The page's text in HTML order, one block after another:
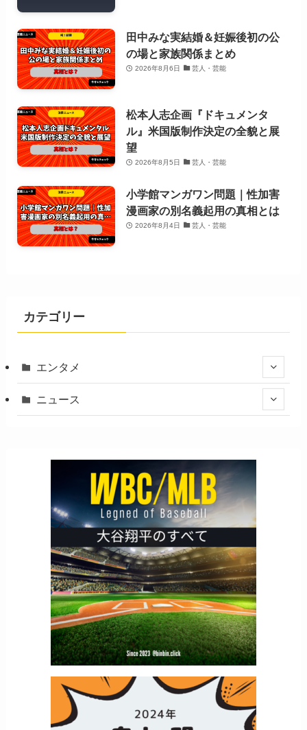
田中みな実結婚＆妊娠後初の公
の場と家族関係まとめ
2026年8月6日 芸人・芸能
松本人志企画『ドキュメンタ
ル』米国版制作決定の全貌と展
望
2026年8月5日 芸人・芸能
小学館マンガワン問題｜性加害
漫画家の別名義起用の真相とは
2026年8月4日 芸人・芸能
カテゴリー
エンタメ
ニュース